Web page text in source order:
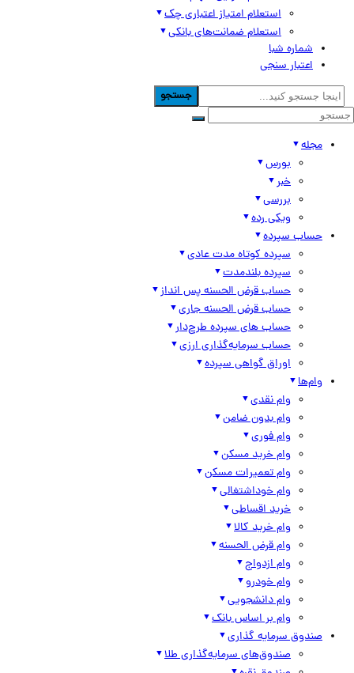
استعلام امتیاز اعتباری چک
استعلام ضمانت‌های بانکی
شماره شبا
اعتبار سنجی
جستجو
مجله
بورس
خبر
بررسی
ویکی رده
حساب سپرده
سپرده کوتاه مدت عادی
سپرده بلندمدت
حساب قرض الحسنه پس انداز
حساب قرض الحسنه جاری
حساب های سپرده طرح‌دار
حساب سرمایه‌گذاری ارزی
اوراق گواهی سپرده
وام‌ها
وام نقدی
وام بدون ضامن
وام فوری
وام خرید مسکن
وام تعمیرات مسکن
وام خوداشتغالی
خرید اقساطی
وام خرید کالا
وام قرض الحسنه
وام ازدواج
وام خودرو
وام دانشجویی
وام بر اساس بانک
صندوق سرمایه گذاری
صندوق‌های سرمایه‌گذاری طلا